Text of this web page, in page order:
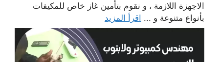
الاجهزة اللازمة ، و نقوم بتأمين غاز خاص للمكيفات
بأنواع متنوعة و ... اقرأ المزيد